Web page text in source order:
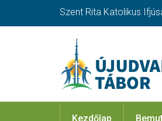
Szent Rita Katolikus
Kezdőlap